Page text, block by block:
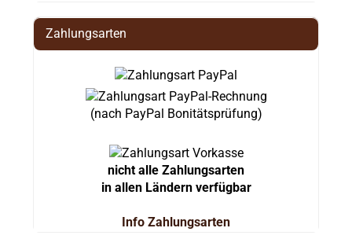
Zahlungsarten
(nach PayPal Bonitätsprüfung)
nicht alle Zahlungsarten
in allen Ländern verfügbar
Info Zahlungsarten